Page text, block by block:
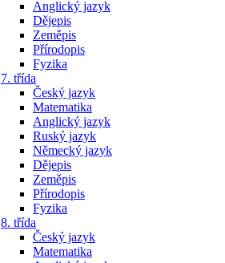
Anglický jazyk
Dějepis
Zeměpis
Přírodopis
Fyzika
7. třída
Český jazyk
Matematika
Anglický jazyk
Ruský jazyk
Německý jazyk
Dějepis
Zeměpis
Přírodopis
Fyzika
8. třída
Český jazyk
Matematika